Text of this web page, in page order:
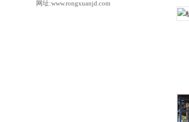
网址:www.rongxuanjd.com